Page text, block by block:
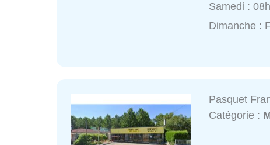
Samedi :
Dimanche :
Pasquet
Catégorie :